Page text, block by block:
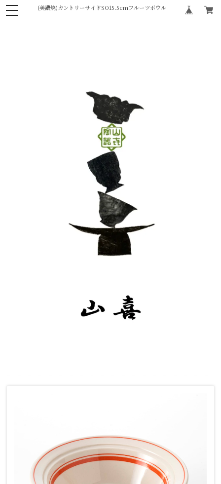
(美濃焼)カントリーサイドSO15.5cmフルーツボウル